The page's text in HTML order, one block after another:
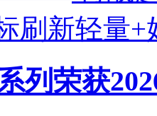
刷新轻量+
列荣获